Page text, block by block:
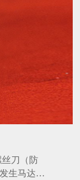
刀（防
生马达噪
丝刀与
基部为力
接触的插
刻停止
通知管理
轻，输出
力工具。
预紧高
是力和
螺纹紧固
证螺纹紧
了延长
口内六角
重要工